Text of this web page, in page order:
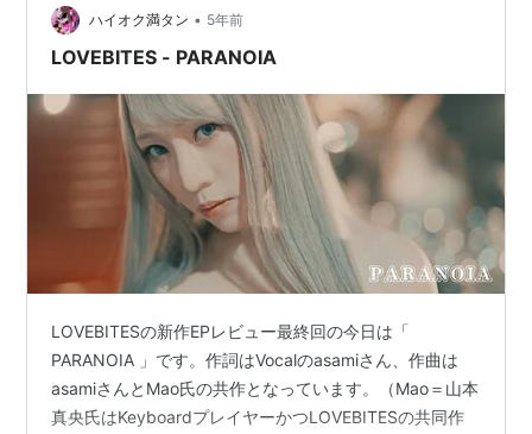
ハイオク満タン • 5年前
LOVEBITES - PARANOIA
LOVEBITESの新作EPレビュー最終回の今日は「
PARANOIA 」です。作詞はVocalのasamiさん、作曲は
asamiさんとMao氏の共作となっています。（Mao＝山本
真央氏はKeyboardプレイヤーかつLOVEBITESの共同作